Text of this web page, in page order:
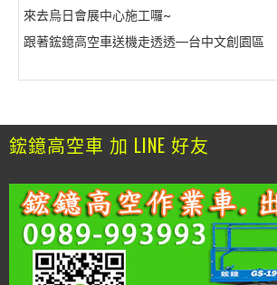
來去烏日會展中心施工囉~
跟著鋐鐿高空車送機走透透—台中文創園區
鋐鐿高空車 加 LINE 好友